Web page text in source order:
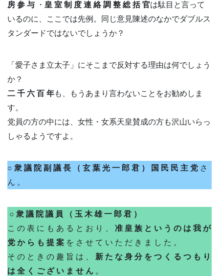
房 参 与
・ 皇 室 制 度 連 絡 調 整 総 括 官は駄目と言って
いるのに、ここでは先例。同じ意見陳述のなかでダブルス
タンダードではないでしょうか？
「愛子さま立太子」にそこまで反対する理由は何でしょう
か？
二 千 六 百 年も、もうあまり言わないことをお勧めしま
す。
党員の方の中には、女性・女系天皇賛成の方も沢山いらっ
しゃるようですよ。
○ 衆 議 院 副 議 長 （ 玄 葉 光 一 郎 君 ） 国 民 民 主 党 さ
ん 。
○ 衆 議 院 議 員 （ 玉 木 雄 一 郎 君 ）
こ の 表 に も あ る と お り 、
准 皇 族 と い う の は 我 が
党 か ら も 提 案 を さ せ て い た だ き ま し た 。
そ の と き の 趣 旨 は 、 新 た な 身 分 を つ く る つ も り
は 全 く ご ざ い ま せ ん 。